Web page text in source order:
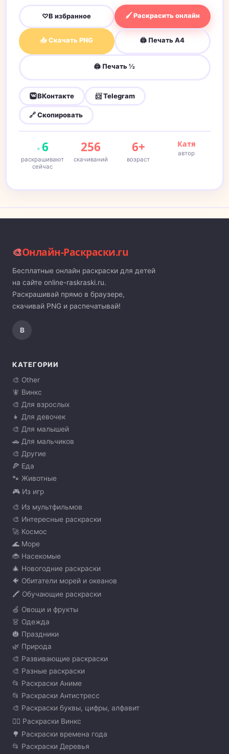
♡В избранное 🖌 Раскрасить онлайн
📥 Скачать PNG 🖨 Печать A4
🖨 Печать ½
ВКонтакте 📨 Telegram
🔗 Скопировать
6
раскрашивают
сейчас
256
скачиваний
6+
возраст
Катя
автор
🎨Онлайн-Раскраски.ru
Бесплатные онлайн раскраски для детей
на сайте online-raskraski.ru.
Раскрашивай прямо в браузере,
скачивай PNG и распечатывай!
В
КАТЕГОРИИ
🎨 Other
🧚 Винкс
🎨 Для взрослых
👧 Для девочек
🎨 Для малышей
🚗 Для мальчиков
🎨 Другие
🍕 Еда
🐾 Животные
🎮 Из игр
🎨 Из мультфильмов
🎨 Интересные раскраски
🚀 Космос
🌊 Море
🐞 Насекомые
🎄 Новогодние раскраски
🐠 Обитатели морей и океанов
🖍️ Обучающие раскраски
🍏 Овощи и фрукты
👗 Одежда
🎃 Праздники
🌿 Природа
🎨 Развивающие раскраски
🎨 Разные раскраски
📂 Раскраски Аниме
📂 Раскраски Антистресс
🎨 Раскраски буквы, цифры, алфавит
🧚‍♀️ Раскраски Винкс
🌳 Раскраски времена года
📂 Раскраски Деревья